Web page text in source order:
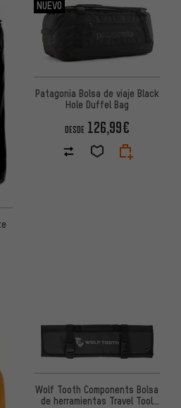
5 basada en 4 reseñas
NUEVO
Patagonia Bolsa de viaje Black
Hole Duffel Bag
DESDE 126,99€
Wolf Tooth Components Bolsa
de herramientas Travel Tool